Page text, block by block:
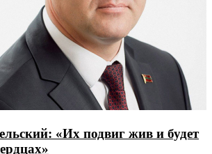
«Их подвиг жив и будет